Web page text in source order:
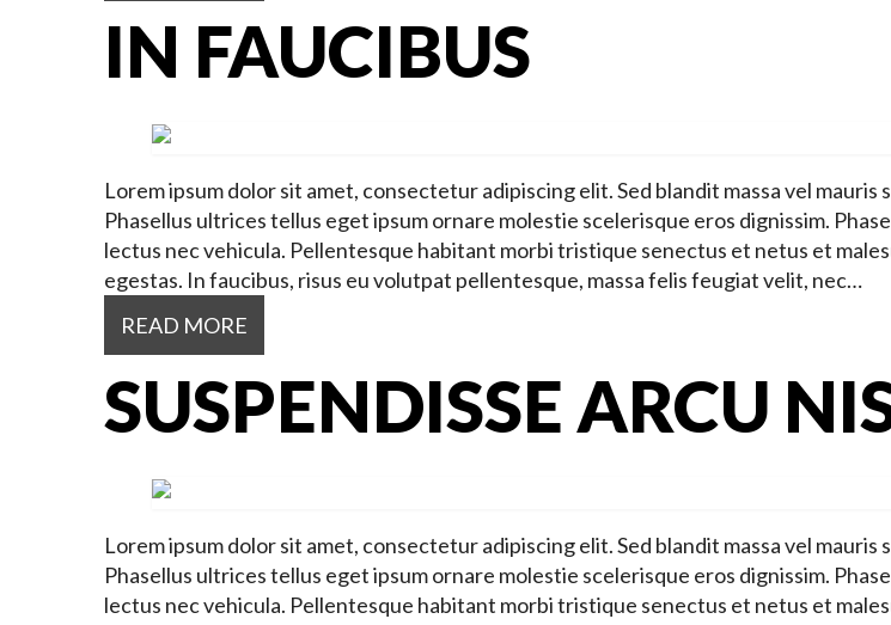
IN FAUCIBUS
Lorem ipsum dolor sit amet, consectetur adipiscing elit. Sed blandit massa vel mauris
Phasellus ultrices tellus eget ipsum ornare molestie scelerisque eros dignissim.
lectus nec vehicula. Pellentesque habitant morbi tristique senectus et netus et
egestas. In faucibus, risus eu volutpat pellentesque, massa felis feugiat velit, nec…
READ MORE
SUSPENDISSE ARCU
Lorem ipsum dolor sit amet, consectetur adipiscing elit. Sed blandit massa vel mauris
Phasellus ultrices tellus eget ipsum ornare molestie scelerisque eros dignissim.
lectus nec vehicula. Pellentesque habitant morbi tristique senectus et netus et